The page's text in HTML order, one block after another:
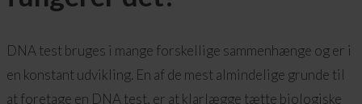
DNA test bruges i mange forskellige sammenhænge og er i
en konstant udvikling. En af de mest almindelige grunde til
at foretage en DNA test, er at klarlægge tætte biologiske